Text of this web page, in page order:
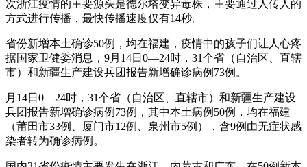
次浙江疫情的主要源头是德尔塔变异毒株，主要通过人传人的
方式进行传播，最快传播速度仅有14秒。
省份新增本土确诊50例，均在福建，疫情中的孩子们让人心疼
据国家卫健委消息，9月14日0—24时，31个省（自治区、直辖
市）和新疆生产建设兵团报告新增确诊病例73例。
月14日0—24时，31个省（自治区、直辖市）和新疆生产建设
兵团报告新增确诊病例73例，其中本土病例50例，均在福建
（莆田市33例、厦门市12例、泉州市5例），含9例由无症状感
染者转为确诊病例。